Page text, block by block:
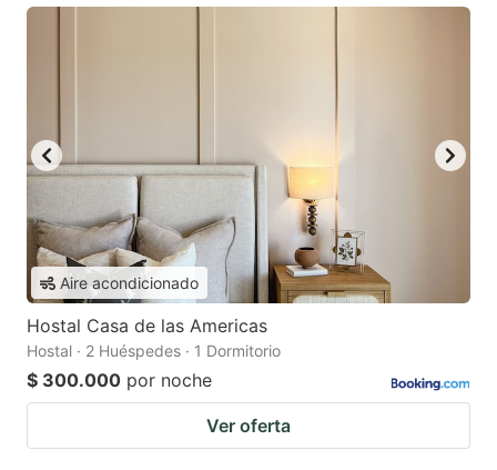
Aire acondicionado
Hostal Casa de las Americas
Hostal · 2 Huéspedes · 1 Dormitorio
$ 300.000 por noche
Ver oferta